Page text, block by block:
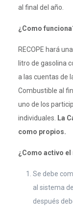
al final del año.
¿Como
RECOPE hará
litro de gasolina
a las cuentas de
Combustible al
uno de los
individuales. La
como propios.
¿Como activo
Se debe
al sistema
después